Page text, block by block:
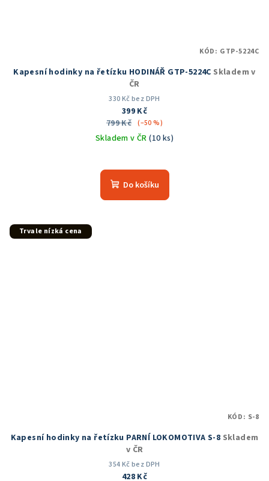
Kapesní hodinky na řetízku HODINÁŘ GTP-5224C Skladem v
ČR
330 Kč bez DPH
399 Kč
799 Kč (–50 %)
Skladem v ČR(10 ks)
hodnocení
produktu
Do košíku
KÓD: GTP-5224C
Trvale nízká cena
Kapesní hodinky na řetízku PARNÍ LOKOMOTIVA S-8 Skladem
v ČR
354 Kč bez DPH
428 Kč
KÓD: S-8